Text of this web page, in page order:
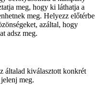
meg, hogy ki láthatja a
meg. Helyezz előtérbe
azáltal, hogy
adsz meg.
általad kiválasztott konkrét
meg.